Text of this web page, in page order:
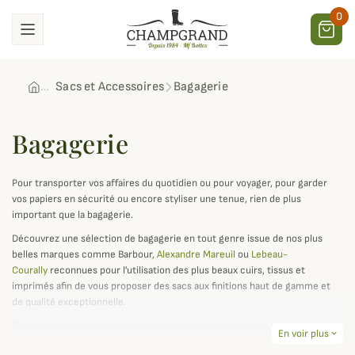
0
Sacs et Accessoires Bagagerie
Bagagerie
Pour transporter vos affaires du quotidien ou pour voyager, pour garder
vos papiers en sécurité ou encore styliser une tenue, rien de plus
important que la bagagerie.
Découvrez une sélection de bagagerie en tout genre issue de nos plus
belles marques comme Barbour, Alexandre Mareuil ou Lebeau-
Courally reconnues pour l'utilisation des plus beaux cuirs, tissus et
imprimés afin de vous proposer des sacs aux finitions haut de gamme et
de qualité exceptionnelle.
de différentes dimensions et formes que vous garderez durant de
En voir plus expand_more